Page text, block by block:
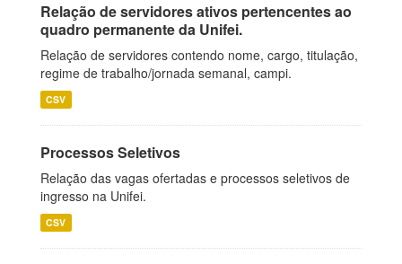
Relação de servidores ativos pertencentes ao
quadro permanente da Unifei.
Relação de servidores contendo nome, cargo, titulação,
regime de trabalho/jornada semanal, campi.
CSV
Processos Seletivos
Relação das vagas ofertadas e processos seletivos de
ingresso na Unifei.
CSV